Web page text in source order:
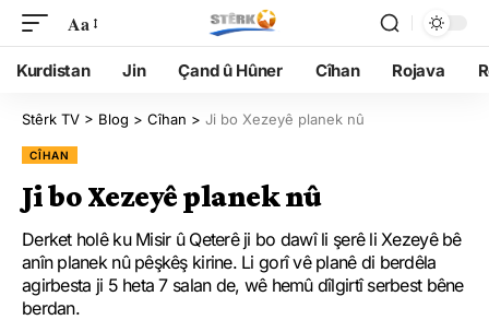
Aa
Kurdistan Jin Çand û Hûner Cîhan Rojava
Stêrk TV > Blog > Cîhan > Ji bo Xezeyê planek nû
CÎHAN
Ji bo Xezeyê planek nû
Derket holê ku Misir û Qeterê ji bo dawî li şerê li Xezeyê bê
anîn planek nû pêşkêş kirine. Li gorî vê planê di berdêla
agirbesta ji 5 heta 7 salan de, wê hemû dîlgirtî serbest bêne
berdan.